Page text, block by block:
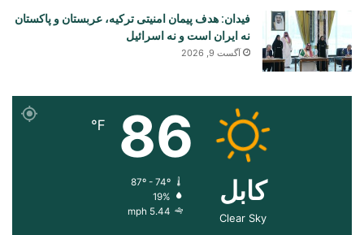
فیدان: هدف پیمان امنیتی ترکیه، عربستان و پاکستان
نه ایران است و نه اسرائیل
آگست 9, 2026
کابل
Clear Sky
86
℉
87º - 74º
19%
5.44 mph